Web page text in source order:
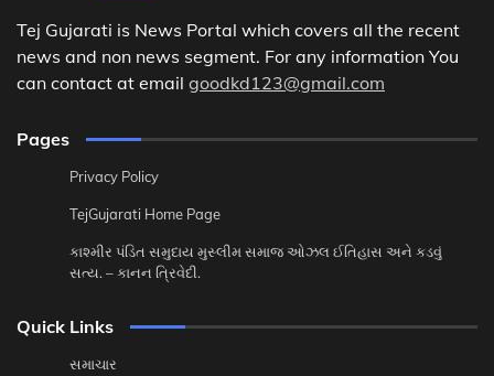
Tej Gujarati is News Portal which covers all the recent
news and non news segment. For any information You
can contact at email goodkd123@gmail.com
Pages
Privacy Policy
TejGujarati Home Page
કાશ્મીર પંડિત સમુદાય મુસ્લીમ સમાજ ઓઝલ ઈતિહાસ અને કડવું
સત્ય. – કાનન ત્રિવેદી.
Quick Links
સમાચાર